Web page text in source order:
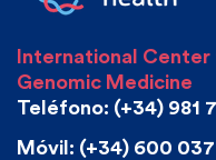
International Center
Genomic Medicine
Teléfono: (+34) 981
Móvil: (+34) 600 037